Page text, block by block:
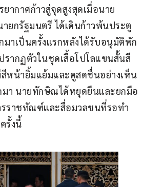
ากาศก้าวสู่จุดสูงสุดเมื่อนาย
ยกรัฐมนตรี ได้เดินก้าวพ้นประตู
มาเป็นครั้งแรกหลังได้รับอนุมัติพัก
ากฏตัวในชุดเสื้อโปโลแขนสั้นสี
สีหน้ายิ้มแย้มและดูสดชื่นอย่างเห็น
า นายทักษิณได้หยุดยืนและยกมือ
รราชทัณฑ์และสื่อมวลชนที่รอทำ
รั้งนี้